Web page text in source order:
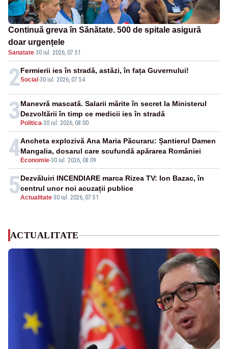
Continuă greva în Sănătate. 500 de spitale asigură
doar urgențele
Sanatate·30 iul. 2026, 07:51
2Social -30 iul. 2026, 07:54
Fermierii ies în stradă, astăzi, în fața Guvernului!
3 Politica-30 iul. 2026, 08:00
Manevră mascată. Salarii mărite în secret la Ministerul
Dezvoltării în timp ce medicii ies în stradă
4 Economie-30 iul. 2026, 08:09
Ancheta explozivă Ana Maria Păcuraru: Șantierul Damen
Mangalia, dosarul care scufundă apărarea României
5Actualitate-30 iul. 2026, 07:51
Dezvăluiri INCENDIARE marca Rizea TV: Ion Bazac, în
centrul unor noi acuzații publice
ACTUALITATE